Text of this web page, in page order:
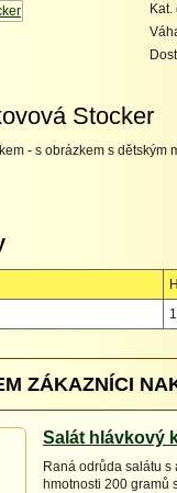
Kat.
Stocker
- s obrázkem s dětským
ZÁKAZNÍCI
Salát hlávkový
Raná odrůda salátu
hmotnosti 200 gramů